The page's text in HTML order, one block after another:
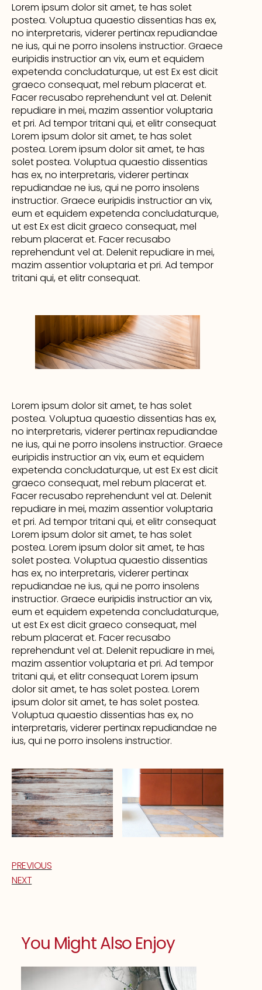
Lorem ipsum dolor sit amet, te has solet
postea. Voluptua quaestio dissentias has ex,
no interpretaris, viderer pertinax repudiandae
ne ius, qui ne porro insolens instructior. Graece
euripidis instructior an vix, eum et equidem
expetenda concludaturque, ut est Ex est dicit
graeco consequat, mel rebum placerat et.
Facer recusabo reprehendunt vel at. Delenit
repudiare in mei, mazim assentior voluptaria
et pri. Ad tempor tritani qui, et elitr consequat
Lorem ipsum dolor sit amet, te has solet
postea. Lorem ipsum dolor sit amet, te has
solet postea. Voluptua quaestio dissentias
has ex, no interpretaris, viderer pertinax
repudiandae ne ius, qui ne porro insolens
instructior. Graece euripidis instructior an vix,
eum et equidem expetenda concludaturque,
ut est Ex est dicit graeco consequat, mel
rebum placerat et. Facer recusabo
reprehendunt vel at. Delenit repudiare in mei,
mazim assentior voluptaria et pri. Ad tempor
tritani qui, et elitr consequat.
Lorem ipsum dolor sit amet, te has solet
postea. Voluptua quaestio dissentias has ex,
no interpretaris, viderer pertinax repudiandae
ne ius, qui ne porro insolens instructior. Graece
euripidis instructior an vix, eum et equidem
expetenda concludaturque, ut est Ex est dicit
graeco consequat, mel rebum placerat et.
Facer recusabo reprehendunt vel at. Delenit
repudiare in mei, mazim assentior voluptaria
et pri. Ad tempor tritani qui, et elitr consequat
Lorem ipsum dolor sit amet, te has solet
postea. Lorem ipsum dolor sit amet, te has
solet postea. Voluptua quaestio dissentias
has ex, no interpretaris, viderer pertinax
repudiandae ne ius, qui ne porro insolens
instructior. Graece euripidis instructior an vix,
eum et equidem expetenda concludaturque,
ut est Ex est dicit graeco consequat, mel
rebum placerat et. Facer recusabo
reprehendunt vel at. Delenit repudiare in mei,
mazim assentior voluptaria et pri. Ad tempor
tritani qui, et elitr consequat Lorem ipsum
dolor sit amet, te has solet postea. Lorem
ipsum dolor sit amet, te has solet postea.
Voluptua quaestio dissentias has ex, no
interpretaris, viderer pertinax repudiandae ne
ius, qui ne porro insolens instructior.
PREVIOUS
NEXT
You Might Also Enjoy